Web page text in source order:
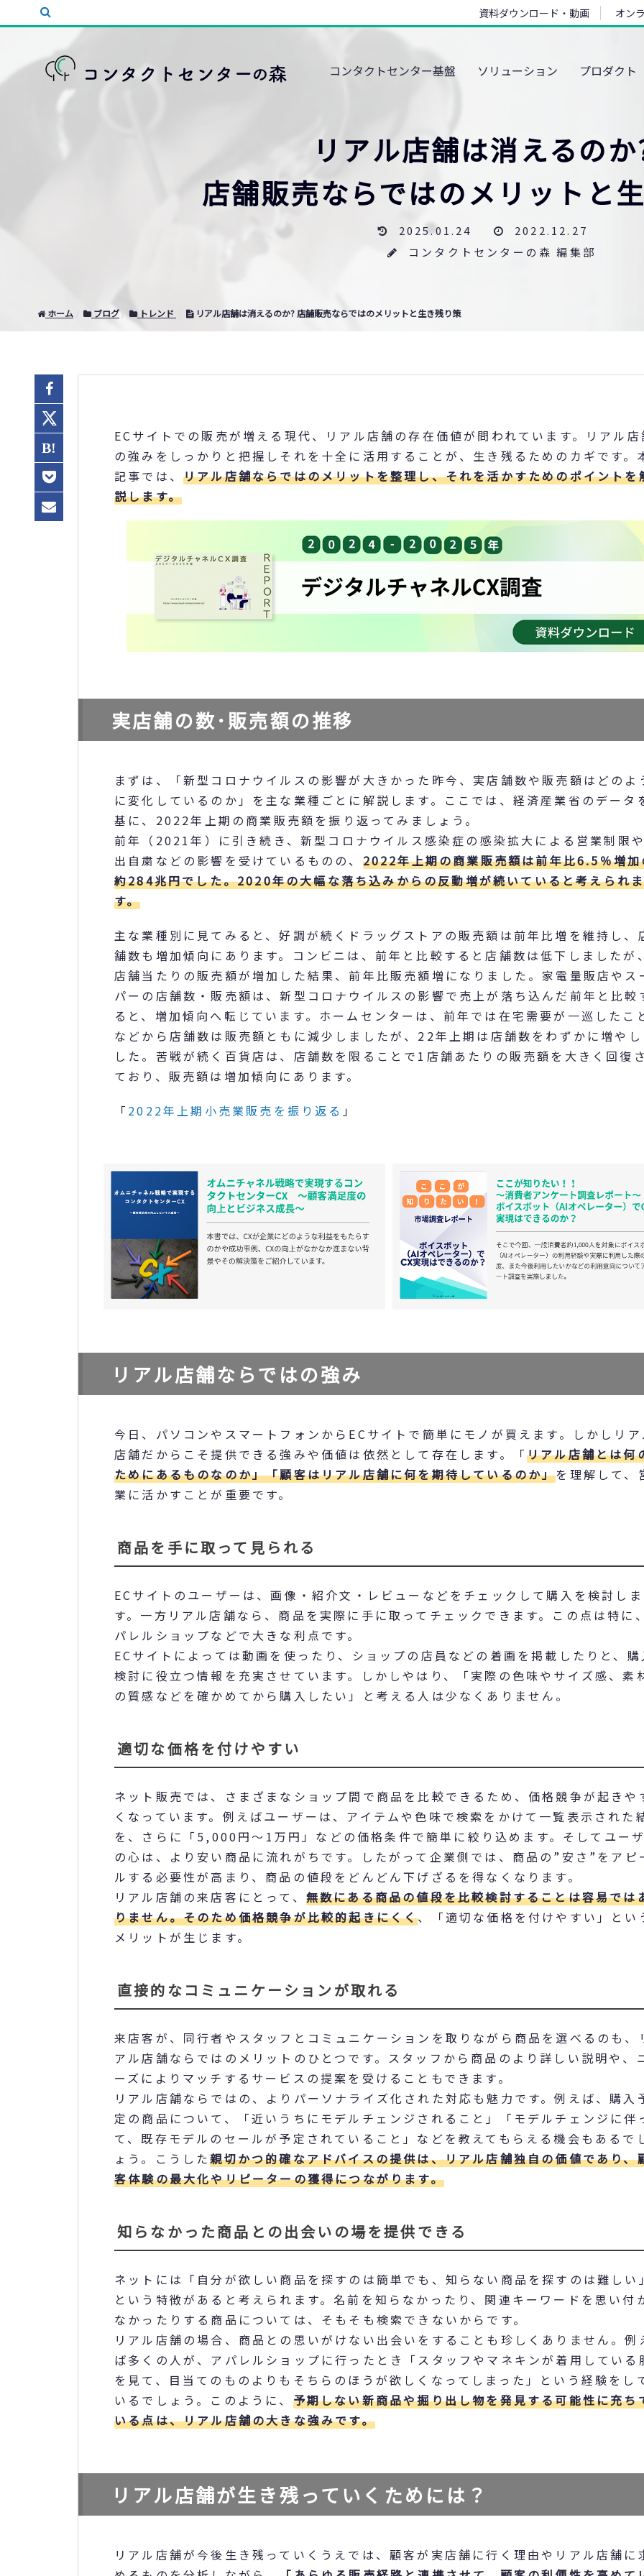
資料ダウンロード・動画 オン
コンタクトセンター基盤 ソリューション プロダクト
リアル店舗は消えるのか
店舗販売ならではのメリットと
2025.01.24
2022.12.27
コンタクトセンターの森 編集部
ホーム ブログ トレンド リアル店舗は消えるのか? 店舗販売ならではのメリットと生き残り策
ECサイトでの販売が増える現代、リアル店舗の存在価値が問われています。リアル店
の強みをしっかりと把握しそれを十全に活用することが、生き残るためのカギです。
記事では、 リアル店舗ならではのメリットを整理し、それを活かすためのポイントを
説します。
実店舗の数･販売額の推移
まずは、「新型コロナウイルスの影響が大きかった昨今、実店舗数や販売額はどのよ
に変化しているのか」を主な業種ごとに解説します。ここでは、経済産業省のデータ
基に、2022年上期の商業販売額を振り返ってみましょう。
前年（2021年）に引き続き、新型コロナウイルス感染症の感染拡大による営業制限
出自粛などの影響を受けているものの、 2022年上期の商業販売額は前年比6.5％増加
約284兆円でした。2020年の大幅な落ち込みからの反動増が続いていると考えられま
す。
主な業種別に見てみると、好調が続くドラッグストアの販売額は前年比増を維持し、
舗数も増加傾向にあります。コンビニは、前年と比較すると店舗数は低下しましたが
店舗当たりの販売額が増加した結果、前年比販売額増になりました。家電量販店やス
パーの店舗数・販売額は、新型コロナウイルスの影響で売上が落ち込んだ前年と比較
ると、増加傾向へ転じています。ホームセンターは、前年では在宅需要が一巡したこ
などから店舗数は販売額ともに減少しましたが、22年上期は店舗数をわずかに増やし
した。苦戦が続く百貨店は、店舗数を限ることで1店舗あたりの販売額を大きく回復
ており、販売額は増加傾向にあります。
「 2022年上期小売業販売を振り返る 」
リアル店舗ならではの強み
今日、パソコンやスマートフォンからECサイトで簡単にモノが買えます。しかしリア
店舗だからこそ提供できる強みや価値は依然として存在します。「リアル店舗とは何
ためにあるものなのか」「顧客はリアル店舗に何を期待しているのか」を理解して、
業に活かすことが重要です。
商品を手に取って見られる
ECサイトのユーザーは、画像・紹介文・レビューなどをチェックして購入を検討しま
す。一方リアル店舗なら、商品を実際に手に取ってチェックできます。この点は特に
パレルショップなどで大きな利点です。
ECサイトによっては動画を使ったり、ショップの店員などの着画を掲載したりと、購
検討に役立つ情報を充実させています。しかしやはり、「実際の色味やサイズ感、素
の質感などを確かめてから購入したい」と考える人は少なくありません。
適切な価格を付けやすい
ネット販売では、さまざまなショップ間で商品を比較できるため、価格競争が起きや
くなっています。例えばユーザーは、アイテムや色味で検索をかけて一覧表示された
を、さらに「5,000円～1万円」などの価格条件で簡単に絞り込めます。そしてユー
の心は、より安い商品に流れがちです。したがって企業側では、商品の”安さ”をアピ
ルする必要性が高まり、商品の値段をどんどん下げざるを得なくなります。
リアル店舗の来店客にとって、 無数にある商品の値段を比較検討することは容易では
りません。そのため価格競争が比較的起きにくく、「適切な価格を付けやすい」とい
メリットが生じます。
直接的なコミュニケーションが取れる
来店客が、同行者やスタッフとコミュニケーションを取りながら商品を選べるのも、
アル店舗ならではのメリットのひとつです。スタッフから商品のより詳しい説明や、
ーズによりマッチするサービスの提案を受けることもできます。
リアル店舗ならではの、よりパーソナライズ化された対応も魅力です。例えば、購入
定の商品について、「近いうちにモデルチェンジされること」「モデルチェンジに伴
て、既存モデルのセールが予定されていること」などを教えてもらえる機会もあるで
ょう。こうした親切かつ的確なアドバイスの提供は、リアル店舗独自の価値であり、
客体験の最大化やリピーターの獲得につながります。
知らなかった商品との出会いの場を提供できる
ネットには「自分が欲しい商品を探すのは簡単でも、知らない商品を探すのは難しい」
という特徴があると考えられます。名前を知らなかったり、関連キーワードを思い付
なかったりする商品については、そもそも検索できないからです。
リアル店舗の場合、商品との思いがけない出会いをすることも珍しくありません。例
ば多くの人が、アパレルショップに行ったとき「スタッフやマネキンが着用している
を見て、目当てのものよりもそちらのほうが欲しくなってしまった」という経験をし
いるでしょう。このように、 予期しない新商品や掘り出し物を発見する可能性に充ち
いる点は、リアル店舗の大きな強みです。
リアル店舗が生き残っていくためには？
リアル店舗が今後生き残っていくうえでは、顧客が実店舗に行く理由やリアル店舗に